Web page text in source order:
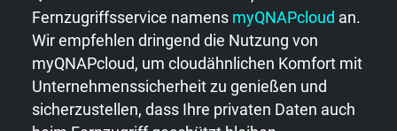
Fernzugriffsservice namens myQNAPcloud an.
Wir empfehlen dringend die Nutzung von
myQNAPcloud, um cloudähnlichen Komfort mit
Unternehmenssicherheit zu genießen und
sicherzustellen, dass Ihre privaten Daten auch